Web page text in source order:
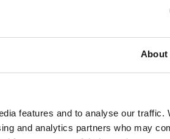
About
features and to analyse our traffic.
and analytics partners who may
wie
Dadurch
dass
auf die
für